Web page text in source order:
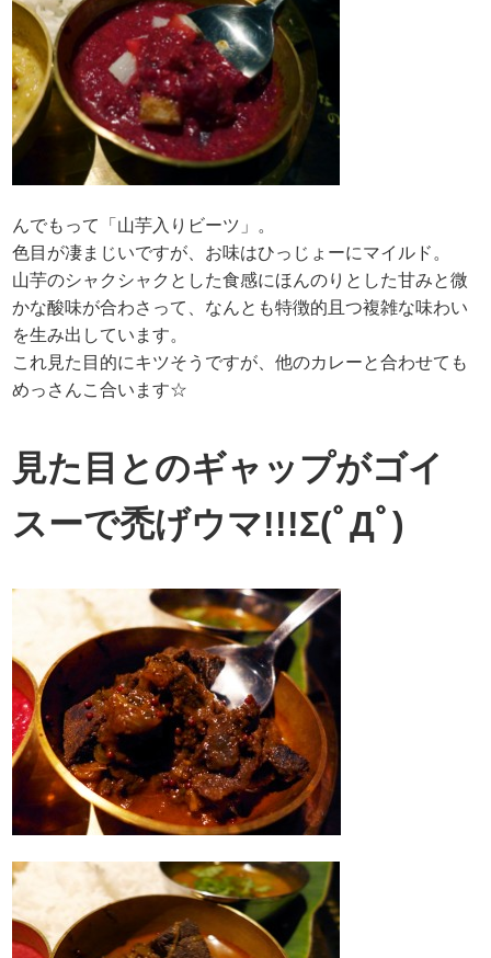
んでもって「山芋入りビーツ」。
色目が凄まじいですが、お味はひっじょーにマイルド。
山芋のシャクシャクとした食感にほんのりとした甘みと微
かな酸味が合わさって、なんとも特徴的且つ複雑な味わい
を生み出しています。
これ見た目的にキツそうですが、他のカレーと合わせても
めっさんこ合います☆
見た目とのギャップがゴイ
スーで禿げウマ!!!Σ(ﾟДﾟ)